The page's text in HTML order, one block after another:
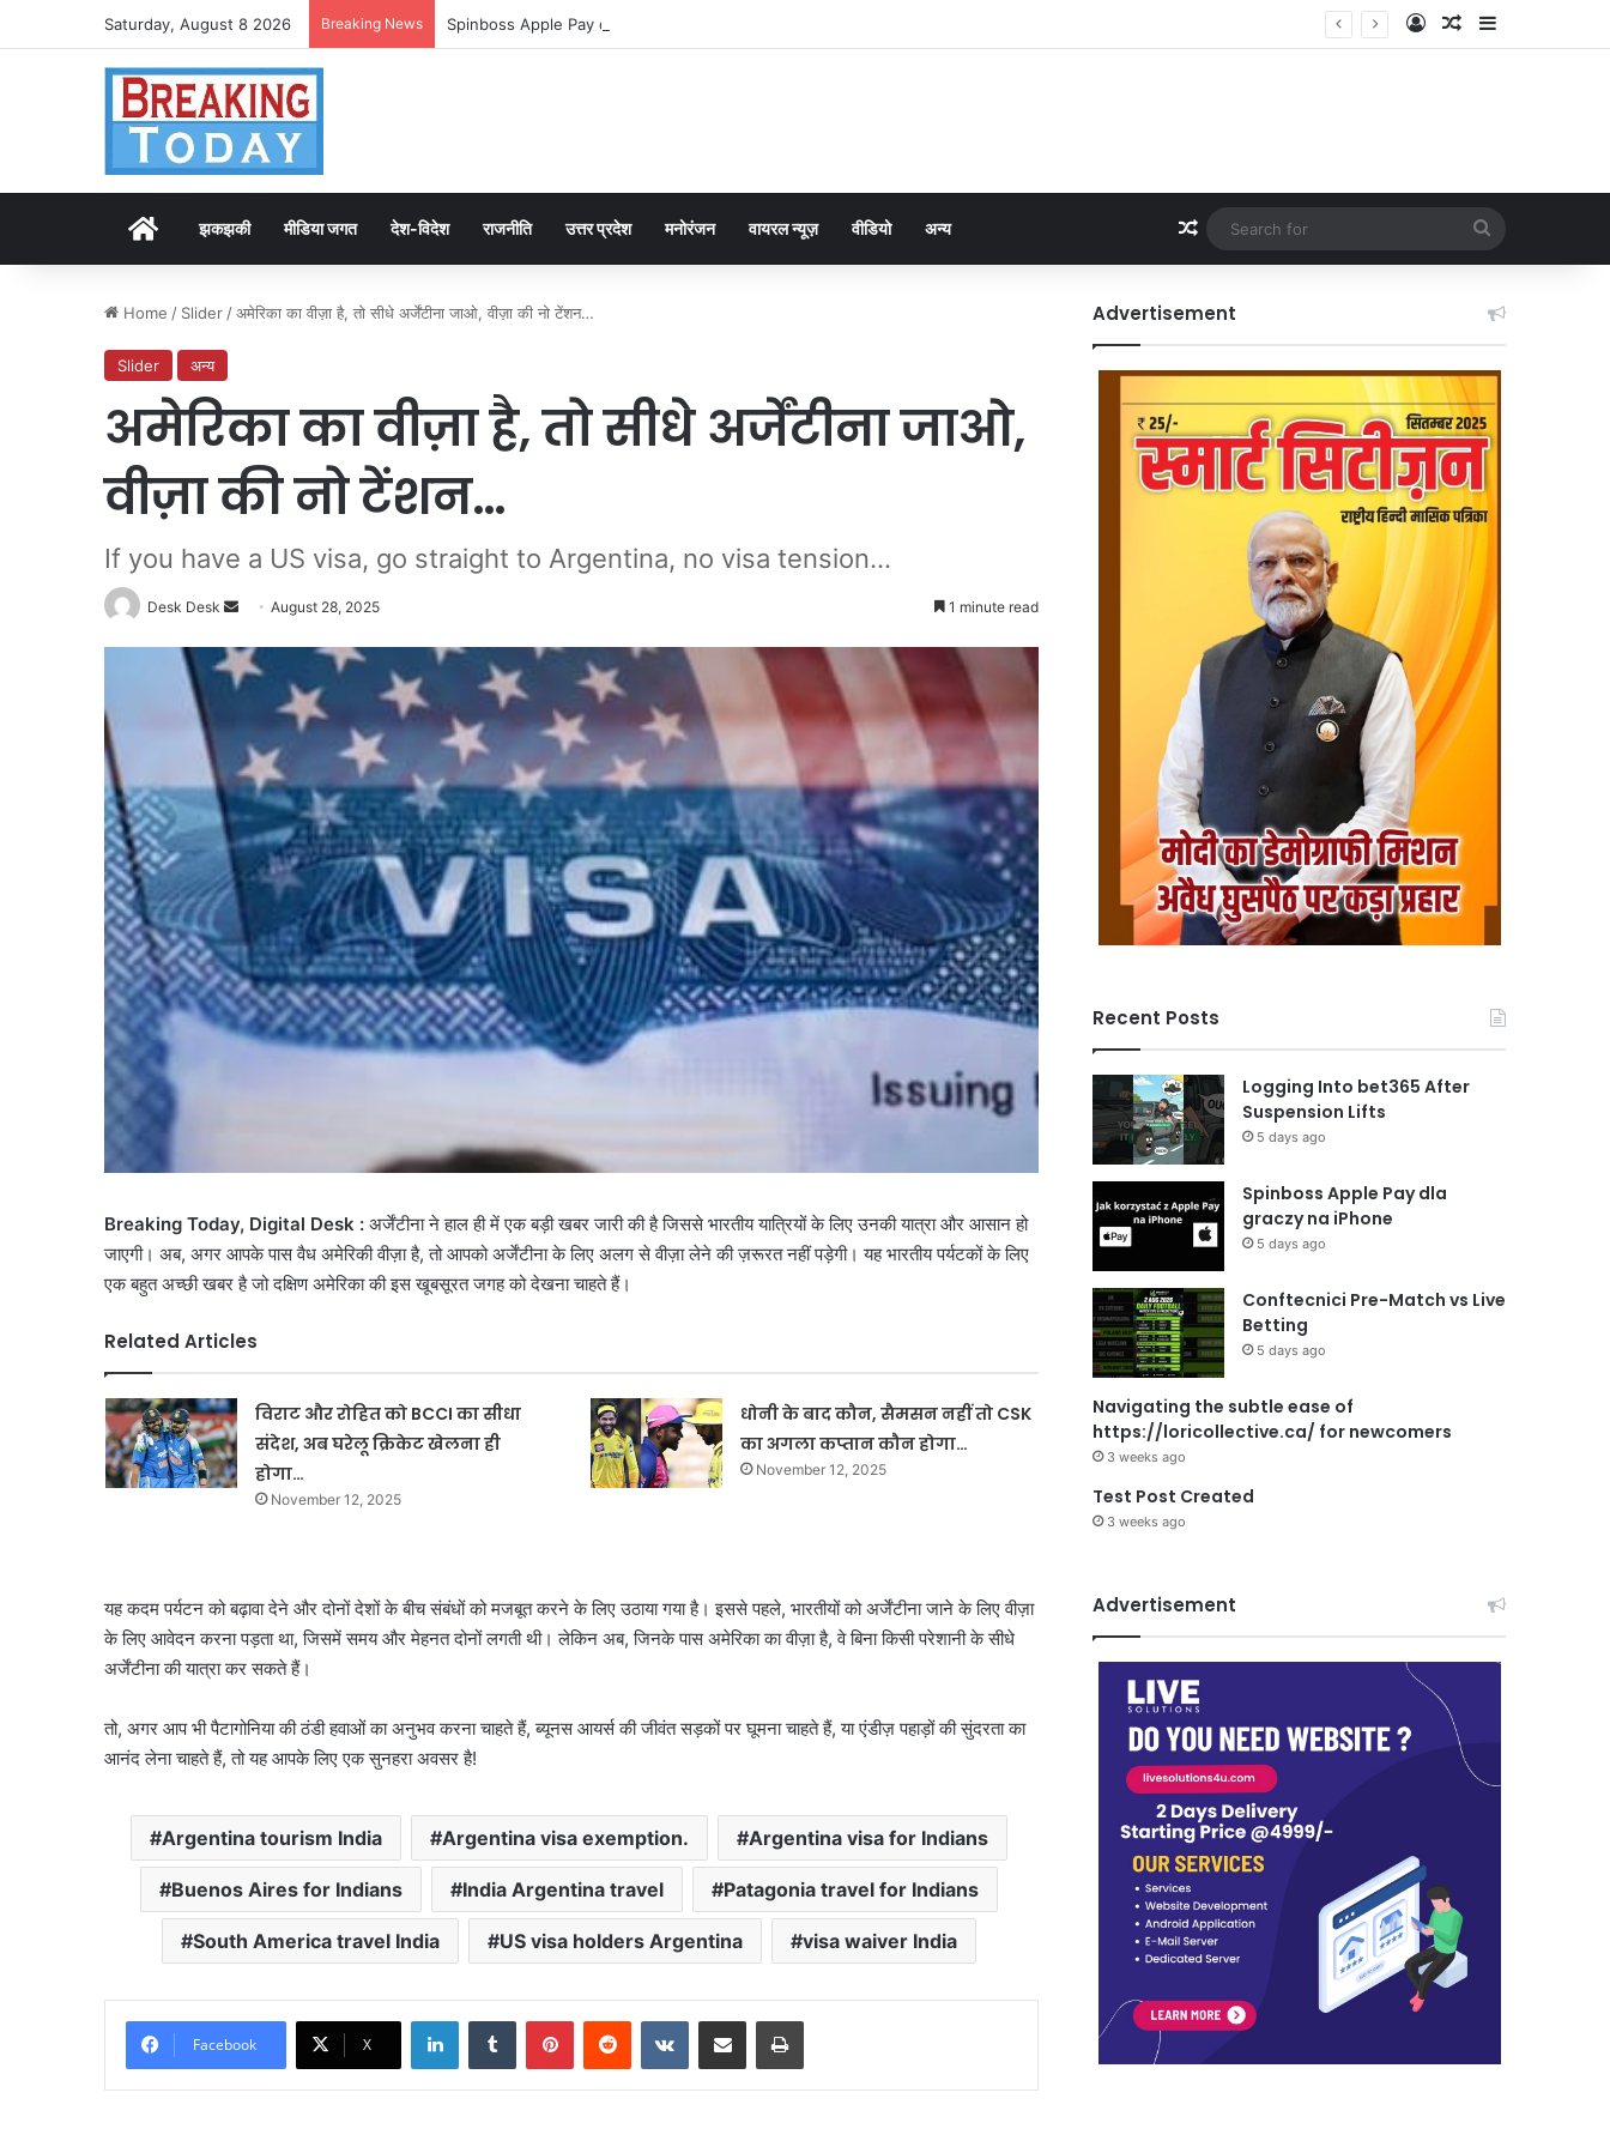
Saturday, August 8 2026 Breaking News Spinboss Apple Pay dla graczy na iPhone Log InRandom Article
Sidebar
Homeझकझकी मीडिया जगत देश-विदेश राजनीति उत्तर प्रदेश मनोरंजन वायरल न्यूज़ वीडियो अन्य Random Article
for
Home / Slider /अमेरिका का वीज़ा है, तो सीधे अर्जेंटीना जाओ, वीज़ा की नो टेंशन…
Slider अन्य
अमेरिका का वीज़ा है, तो सीधे अर्जेंटीना जाओ,
वीज़ा की नो टेंशन…
If you have a US visa, go straight to Argentina, no visa tension...
Desk Desk
Send
email
August 28, 2025 1 minute read
Breaking Today, Digital Desk : अर्जेंटीना ने हाल ही में एक बड़ी खबर जारी की है जिससे भारतीय यात्रियों के लिए उनकी यात्रा और आसान हो
जाएगी। अब, अगर आपके पास वैध अमेरिकी वीज़ा है, तो आपको अर्जेंटीना के लिए अलग से वीज़ा लेने की ज़रूरत नहीं पड़ेगी। यह भारतीय पर्यटकों के लिए
एक बहुत अच्छी खबर है जो दक्षिण अमेरिका की इस खूबसूरत जगह को देखना चाहते हैं।
Related Articles
विराट और रोहित को BCCI का सीधा
संदेश, अब घरेलू क्रिकेट खेलना ही
होगा…
November 12, 2025
धोनी के बाद कौन, सैमसन नहीं तो CSK
का अगला कप्तान कौन होगा…
November 12, 2025
यह कदम पर्यटन को बढ़ावा देने और दोनों देशों के बीच संबंधों को मजबूत करने के लिए उठाया गया है। इससे पहले, भारतीयों को अर्जेंटीना जाने के लिए वीज़ा
के लिए आवेदन करना पड़ता था, जिसमें समय और मेहनत दोनों लगती थी। लेकिन अब, जिनके पास अमेरिका का वीज़ा है, वे बिना किसी परेशानी के सीधे
अर्जेंटीना की यात्रा कर सकते हैं।
तो, अगर आप भी पैटागोनिया की ठंडी हवाओं का अनुभव करना चाहते हैं, ब्यूनस आयर्स की जीवंत सड़कों पर घूमना चाहते हैं, या एंडीज़ पहाड़ों की सुंदरता का
आनंद लेना चाहते हैं, तो यह आपके लिए एक सुनहरा अवसर है!
Argentina tourism India Argentina visa exemption. Argentina visa for Indians
Buenos Aires for Indians India Argentina travel Patagonia travel for Indians
South America travel India US visa holders Argentina visa waiver India
Facebook X
LinkedInTumblr PinterestReddit VKontakteShare via Email Print
Advertisement
Recent Posts
Logging Into bet365 After
Suspension Lifts
5 days ago
Spinboss Apple Pay dla
graczy na iPhone
5 days ago
Conftecnici Pre-Match vs Live
Betting
5 days ago
Navigating the subtle ease of
https://loricollective.ca/ for newcomers
3 weeks ago
Test Post Created
3 weeks ago
Advertisement